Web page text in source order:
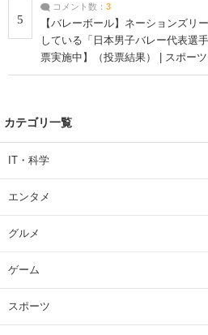
5
コメント数： 3
【バレーボール】ネーションズリ
している「日本男子バレー代表選
票実施中】（投票結果） | スポー
カテゴリ一覧
IT・科学
エンタメ
グルメ
ゲーム
スポーツ